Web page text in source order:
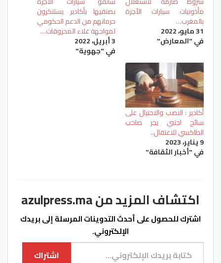
مأذونيات سيارات الأجرة
بالمغرب…
31 مايو، 2022
في "المعارض"
بصنفيها بأكادير يستنكرون
حرمانهم من الدعم الحكومي
لمواجهة غلاء المحروقات…
3 أبريل، 2022
في "جهوية"
أكادير : النصب والاحتيال على
سائح اجنبي يجر صاحب
الطاكسي للاعتقال..
9 يناير، 2023
في "أخبار الثقافة"
اكتشاف المزيد من azulpress.ma
اشترك للحصول على أحدث التدوينات المرسلة إلى بريدك
الإلكتروني.
كتابة بريدك الإلكتروني...
اشتراك